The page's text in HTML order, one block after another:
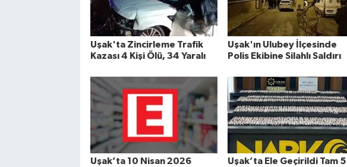
Uşak'ta Zincirleme Trafik
Kazası 4 Kişi Ölü, 34 Yaralı
Uşak'ın Ulubey İlçesinde
Polis Ekibine Silahlı Saldırı
Uşak’ta 10 Nisan 2026
Uşak’ta Ele Geçirildi Tam 5